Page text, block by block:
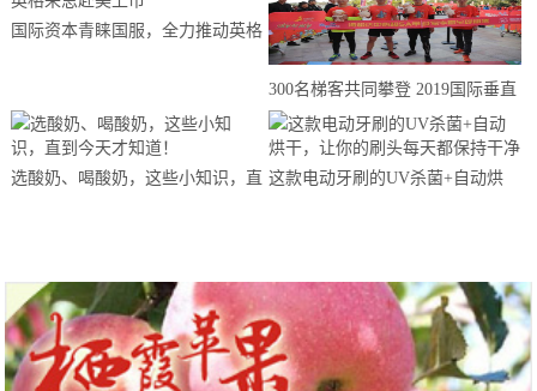
国际资本青睐国服，全力推动英格
300名梯客共同攀登 2019国际垂直
马拉松超级精英赛顺德海骏达中心
站欢乐开跑
选酸奶、喝酸奶，这些小知识，直 这款电动牙刷的UV杀菌+自动烘